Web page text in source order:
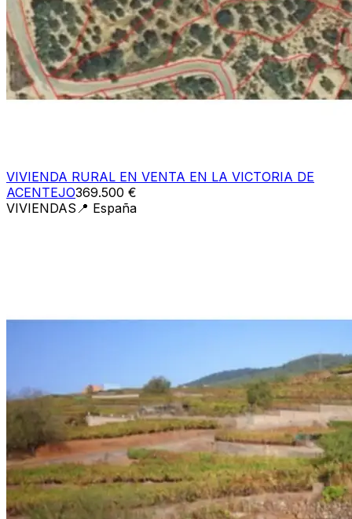
VIVIENDA RURAL EN VENTA EN LA VICTORIA DE
ACENTEJO369.500 €
VIVIENDAS 📍 España